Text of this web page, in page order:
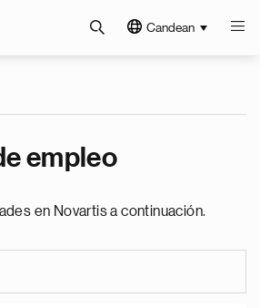
Candean
empleo
en Novartis a continuación.